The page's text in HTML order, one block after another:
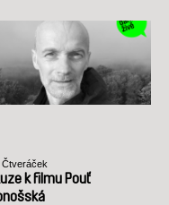
Čtveráček
k filmu Pouť